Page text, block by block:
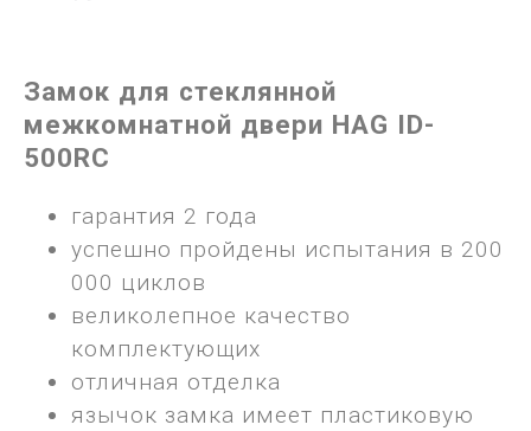
Замок для стеклянной
межкомнатной двери HAG ID-
500RC
гарантия 2 года
успешно пройдены испытания в 200
000 циклов
великолепное качество
комплектующих
отличная отделка
язычок замка имеет пластиковую